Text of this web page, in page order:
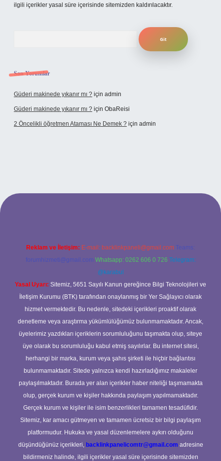
ilgili içerikler yasal süre içerisinde sitemizden kaldırılacaktır.
Son Yorumlar
Güderi makinede yıkanır mı ? için admin
Güderi makinede yıkanır mı ? için ObaReisi
2 Öncelikli öğretmen Ataması Ne Demek ? için admin
Reklam ve İletişim: E-mail: backlinkpaneli@gmail.com Teams:
forumhizmeti@gmail.com Whatsapp: 0262 606 0 726 Telegram:
@karabul
Yasal Uyarı: Sitemiz, 5651 Sayılı Kanun gereğince Bilgi Teknolojileri ve
İletişim Kurumu (BTK) tarafından onaylanmış bir Yer Sağlayıcı olarak
hizmet vermektedir. Bu nedenle, sitedeki içerikleri proaktif olarak
denetleme veya araştırma yükümlülüğümüz bulunmamaktadır. Ancak,
üyelerimiz yazdıkları içeriklerin sorumluluğunu taşımakta olup, siteye
üye olarak bu sorumluluğu kabul etmiş sayılırlar. Bu internet sitesi,
herhangi bir marka, kurum veya şahıs şirketi ile hiçbir bağlantısı
bulunmamaktadır. Sitede yalnızca kendi hazırladığımız makaleler
paylaşılmaktadır. Burada yer alan içerikler haber niteliği taşımamakta
olup, gerçek kurum ve kişiler hakkında paylaşım yapılmamaktadır.
Gerçek kurum ve kişiler ile isim benzerlikleri tamamen tesadüfidir.
Sitemiz, kar amacı gütmeyen ve tamamen ücretsiz bir bilgi paylaşım
platformudur. Hukuka ve yasal düzenlemelere aykırı olduğunu
düşündüğünüz içerikleri, backlinkpanelicomtr@gmail.com adresine
bildirmeniz halinde, ilgili içerikler yasal süre içerisinde sitemizden